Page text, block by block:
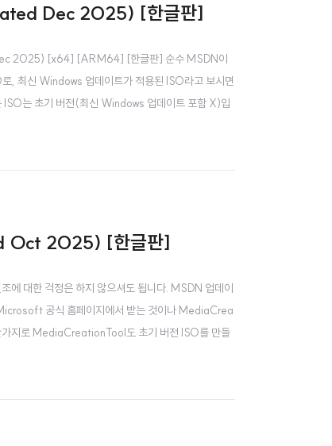
Dec 2025) [한글판]
2025) [x64] [ARM64] [한글판] 순수 MSDN이
, 최신 Windows 업데이트가 적용된 ISO라고 보시면
는 초기 버전(최신 Windows 업데이트 포함 X)입
Oct 2025) [한글판]
대한 걱정은 하지 않으셔도 됩니다. MSDN 업데이
공식 홈페이지에서 받는 것이나 MediaCrea
지로 MediaCreationTool도 초기 버전 ISO를 만들